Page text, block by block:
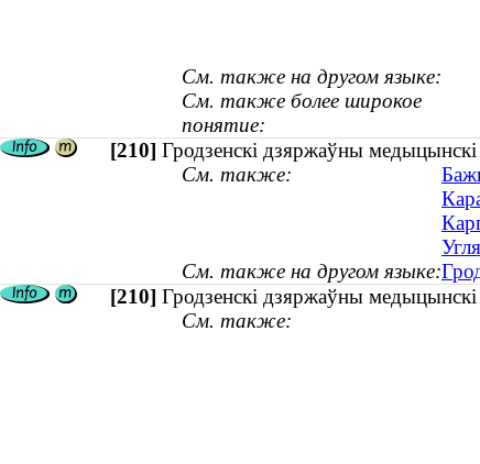
См. также на другом языке:
См. также более широкое
понятие:
[210] Гродзенскі дзяржаўны медыцынскі
См. также:
См. также на другом языке:
[210] Гродзенскі дзяржаўны медыцынскі
См. также: